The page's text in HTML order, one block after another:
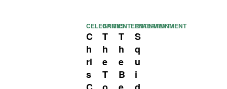
CELEBRITY
C
h
ri
s
GAMES
T
h
e
T
ENTERTAINMENT
T
h
e
B
ENTERTAINMENT
S
q
u
i